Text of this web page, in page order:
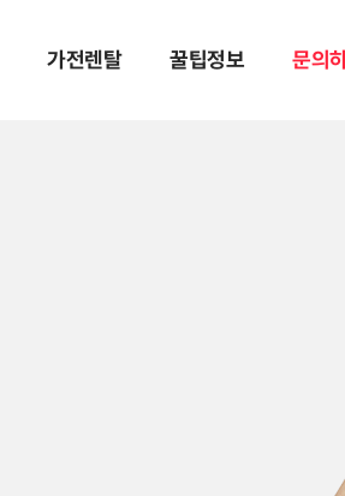
가전렌탈 꿀팁정보 문의